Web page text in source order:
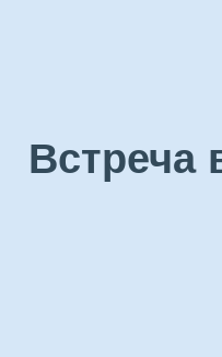
Встреча